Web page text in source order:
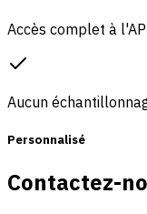
Accès complet à
Aucun
Personnalisé
Contactez-